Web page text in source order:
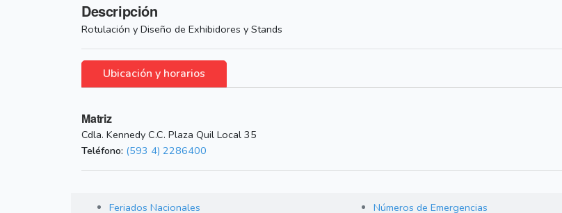
Descripción
Rotulación y Diseño de Exhibidores y Stands
Ubicación y horarios
Matriz
Cdla. Kennedy C.C. Plaza Quil Local 35
Teléfono: (593 4) 2286400
Feriados Nacionales Números de Emergencias